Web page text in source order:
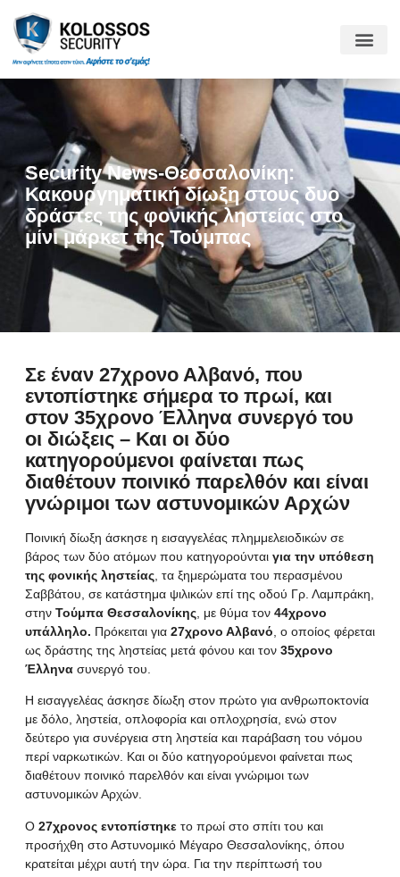
Security News-Θεσσαλονίκη:
Κακουργηματική δίωξη στους δυο
δράστες της φονικής ληστείας στο
μίνι μάρκετ της Τούμπας
Σε έναν 27χρονο Αλβανό, που
εντοπίστηκε σήμερα το πρωί, και
στον 35χρονο Έλληνα συνεργό του
οι διώξεις – Και οι δύο
κατηγορούμενοι φαίνεται πως
διαθέτουν ποινικό παρελθόν και είναι
γνώριμοι των αστυνομικών Αρχών
Ποινική δίωξη άσκησε η εισαγγελέας πλημμελειοδικών σε
βάρος των δύο ατόμων που κατηγορούνται για την υπόθεση
της φονικής ληστείας , τα ξημερώματα του περασμένου
Σαββάτου, σε κατάστημα ψιλικών επί της οδού Γρ. Λαμπράκη,
στην Τούμπα Θεσσαλονίκης , με θύμα τον 44χρονο
υπάλληλο. Πρόκειται για 27χρονο Αλβανό , ο οποίος φέρεται
ως δράστης της ληστείας μετά φόνου και τον 35χρονο
Έλληνα συνεργό του.
Η εισαγγελέας άσκησε δίωξη στον πρώτο για ανθρωποκτονία
με δόλο, ληστεία, οπλοφορία και οπλοχρησία, ενώ στον
δεύτερο για συνέργεια στη ληστεία και παράβαση του νόμου
περί ναρκωτικών. Και οι δύο κατηγορούμενοι φαίνεται πως
διαθέτουν ποινικό παρελθόν και είναι γνώριμοι των
αστυνομικών Αρχών.
Ο 27χρονος εντοπίστηκε το πρωί στο σπίτι του και
προσήχθη στο Αστυνομικό Μέγαρο Θεσσαλονίκης, όπου
κρατείται μέχρι αυτή την ώρα. Για την περίπτωσή του